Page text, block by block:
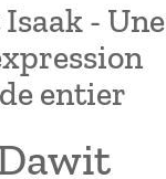
- Une
entier